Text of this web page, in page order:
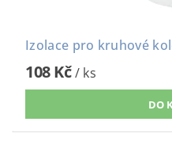
Izolace pro kruhové
108 Kč/ ks